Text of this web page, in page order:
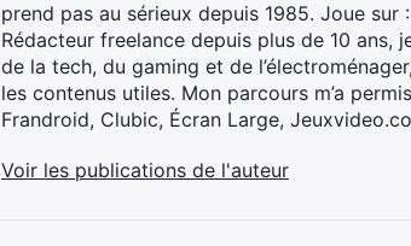
prend pas au sérieux depuis 1985. Joue
Rédacteur freelance depuis plus de 10 ans,
de la tech, du gaming et de
les contenus utiles. Mon parcours m’a
Frandroid, Clubic, Écran Large,
Voir les publications de l'auteur